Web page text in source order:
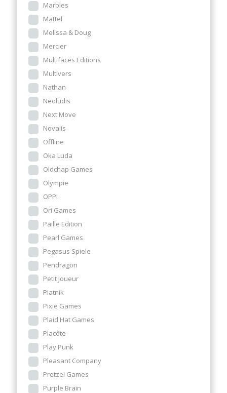
Marbles
Mattel
Melissa & Doug
Mercier
Multifaces Editions
Multivers
Nathan
Neoludis
Next Move
Novalis
Offline
Oka Luda
Oldchap Games
Olympie
OPPI
Ori Games
Paille Edition
Pearl Games
Pegasus Spiele
Pendragon
Petit Joueur
Piatnik
Pixie Games
Plaid Hat Games
Placôte
Play Punk
Pleasant Company
Pretzel Games
Purple Brain